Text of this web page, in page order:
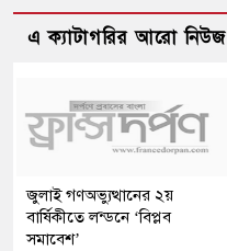
এ ক্যাটাগরির আরো নিউজ
জুলাই গণঅভ্যুত্থানের ২য়
বার্ষিকীতে লন্ডনে ‘বিপ্লব
সমাবেশ’